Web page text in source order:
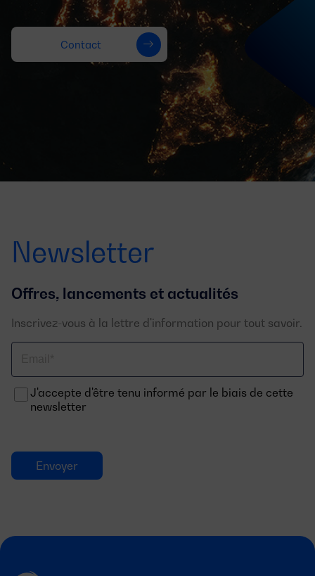
Contact
Newsletter
Offres, lancements et actualités
Inscrivez-vous à la lettre d'information pour tout savoir.
J'accepte d'être tenu informé par le biais de cette
newsletter